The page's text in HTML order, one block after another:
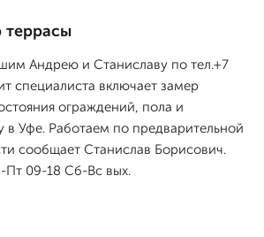
террасы
Андрею и Станиславу по тел.+7
специалиста включает замер
ограждений, пола и
Уфе. Работаем по предварительной
сообщает Станислав Борисович.
09-18 Сб-Вс вых.